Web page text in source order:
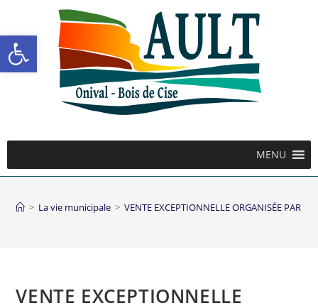
Ouvrir la barre d’outils
MENU
> La vie municipale > VENTE EXCEPTIONNELLE ORGANISÉE PAR
VENTE EXCEPTIONNELLE